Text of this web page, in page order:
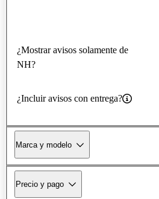
¿Mostrar avisos solamente de
NH?
¿Incluir avisos con entrega?
Marca y modelo
Precio y pago